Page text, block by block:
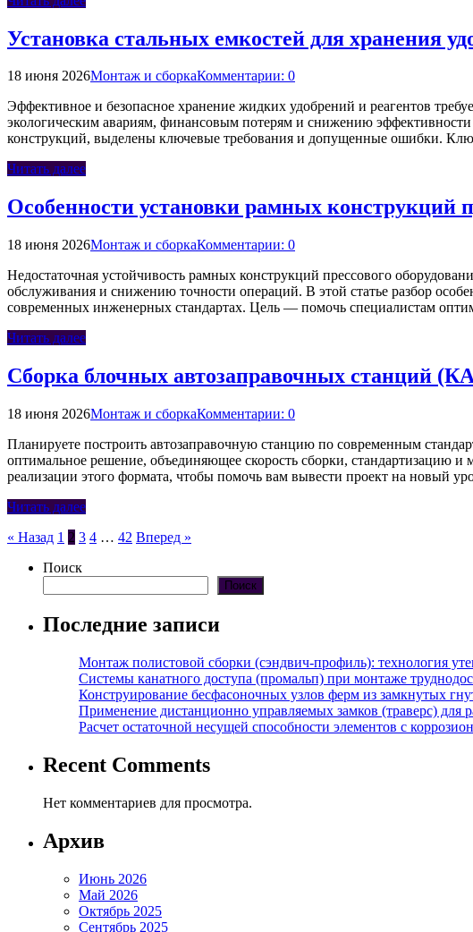
Установка стальных емкостей для хранения
18 июня 2026Монтаж и сборкаКомментарии: 0
Эффективное и безопасное хранение жидких удобрений и реагентов
экологическим авариям, финансовым потерям и снижению эффективности
конструкций, выделены ключевые требования и допущенные ошибки.
Читать далее
Особенности установки рамных конструкций
18 июня 2026Монтаж и сборкаКомментарии: 0
Недостаточная устойчивость рамных конструкций прессового
обслуживания и снижению точности операций. В этой статье разбор
современных инженерных стандартах. Цель — помочь специалистам
Читать далее
Сборка блочных автозаправочных станций
18 июня 2026Монтаж и сборкаКомментарии: 0
Планируете построить автозаправочную станцию по современным
оптимальное решение, объединяющее скорость сборки, стандартизацию
реализации этого формата, чтобы помочь вам вывести проект на новый
Читать далее
Пагинация
записей
« Назад 1 2 3 4 … 42 Вперед »
Поиск
Поиск
Последние записи
Монтаж полистовой сборки (сэндвич-профиль): технология
Системы канатного доступа (промальп) при монтаже
Конструирование бесфасоночных узлов ферм из замкнутых
Применение дистанционно управляемых замков (траверс) для
Расчет остаточной несущей способности элементов с
Recent Comments
Нет комментариев для просмотра.
Архив
Июнь 2026
Май 2026
Октябрь 2025
Сентябрь 2025